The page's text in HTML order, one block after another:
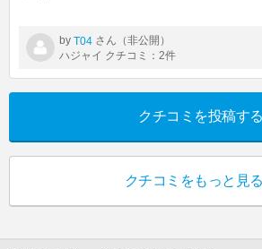
by T04 さん（非公開）
ハジャイ クチコミ：2件
クチコミを投稿する
クチコミをもっと見る